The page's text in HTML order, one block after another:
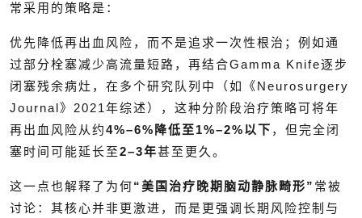
常采用的策略是：
优先降低再出血风险，而不是追求一次性根治；例如通
过部分栓塞减少高流量短路，再结合Gamma Knife逐步
闭塞残余病灶，在多个研究队列中（如《Neurosurgery
Journal》2021年综述），这种分阶段治疗策略可将年
再出血风险从约4%–6%降低至1%–2%以下 ，但完全闭
塞时间可能延长至2–3年甚至更久。
这一点也解释了为何“美国治疗晚期脑动静脉畸形” 常被
讨论：其核心并非更激进，而是更强调长期风险控制与